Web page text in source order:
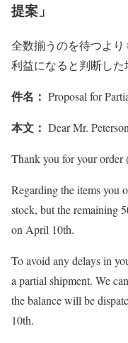
提案」
全数揃うのを待つよ
利益になると判断した
件名： Proposal for
本文： Dear Mr.
Thank you for your order
Regarding the items you
stock, but the remaining
on April 10th.
To avoid any delays in
a partial shipment. We
the balance will be
10th.